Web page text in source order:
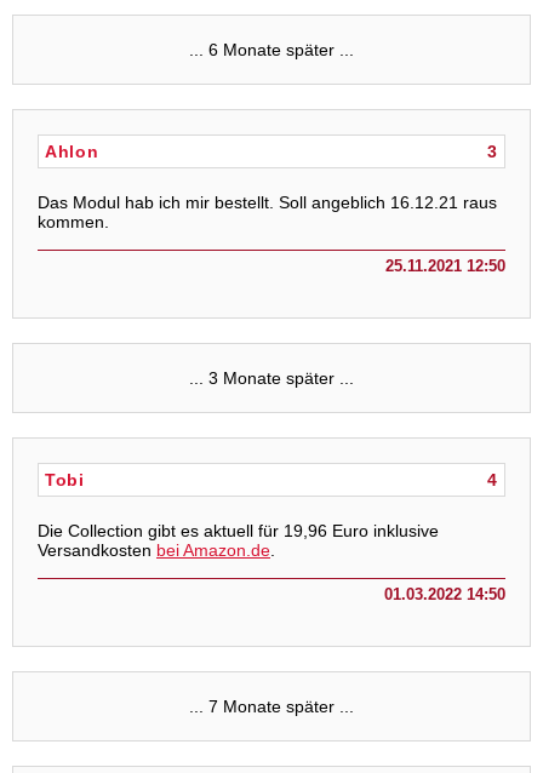
... 6 Monate später ...
3
Ahlon
Das Modul hab ich mir bestellt. Soll angeblich 16.12.21 raus
kommen.
25.11.2021 12:50
... 3 Monate später ...
4
Tobi
Die Collection gibt es aktuell für 19,96 Euro inklusive
Versandkosten bei Amazon.de.
01.03.2022 14:50
... 7 Monate später ...